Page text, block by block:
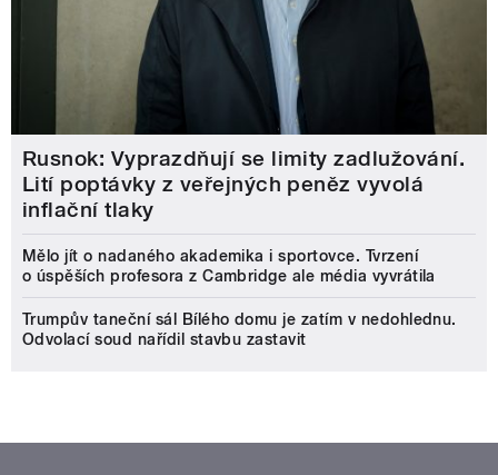
Rusnok: Vyprazdňují se limity zadlužování.
Lití poptávky z veřejných peněz vyvolá
inflační tlaky
Mělo jít o nadaného akademika i sportovce. Tvrzení
o úspěších profesora z Cambridge ale média vyvrátila
Trumpův taneční sál Bílého domu je zatím v nedohlednu.
Odvolací soud nařídil stavbu zastavit